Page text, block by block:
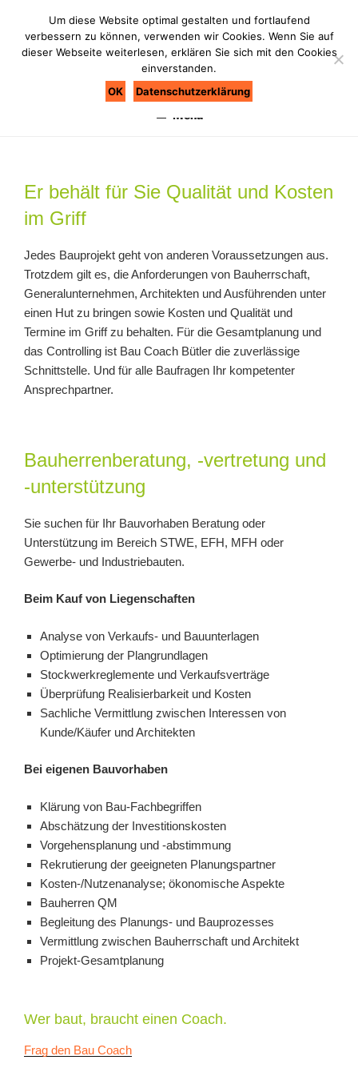
springen
BAU COACH BÜTLER
Bau nie ohne Coach
Menü
Er behält für Sie Qualität und Kosten
im Griff
Jedes Bauprojekt geht von anderen Voraussetzungen aus.
Trotzdem gilt es, die Anforderungen von Bauherrschaft,
Generalunternehmen, Architekten und Ausführenden unter
einen Hut zu bringen sowie Kosten und Qualität und
Termine im Griff zu behalten. Für die Gesamtplanung und
das Controlling ist Bau Coach Bütler die zuverlässige
Schnittstelle. Und für alle Baufragen Ihr kompetenter
Ansprechpartner.
Bauherrenberatung, -vertretung und
-unterstützung
Sie suchen für Ihr Bauvorhaben Beratung oder
Unterstützung im Bereich STWE, EFH, MFH oder
Gewerbe- und Industriebauten.
Beim Kauf von Liegenschaften
Analyse von Verkaufs- und Bauunterlagen
Optimierung der Plangrundlagen
Stockwerkreglemente und Verkaufsverträge
Überprüfung Realisierbarkeit und Kosten
Sachliche Vermittlung zwischen Interessen von
Kunde/Käufer und Architekten
Bei eigenen Bauvorhaben
Klärung von Bau-Fachbegriffen
Abschätzung der Investitionskosten
Vorgehensplanung und -abstimmung
Rekrutierung der geeigneten Planungspartner
Kosten-/Nutzenanalyse; ökonomische Aspekte
Bauherren QM
Begleitung des Planungs- und Bauprozesses
Vermittlung zwischen Bauherrschaft und Architekt
Projekt-Gesamtplanung
Wer baut, braucht einen Coach.
Frag den Bau Coach
Um diese Website optimal gestalten und fortlaufend
verbessern zu können, verwenden wir Cookies. Wenn Sie auf
dieser Webseite weiterlesen, erklären Sie sich mit den Cookies
einverstanden.
OK
Datenschutzerklärung